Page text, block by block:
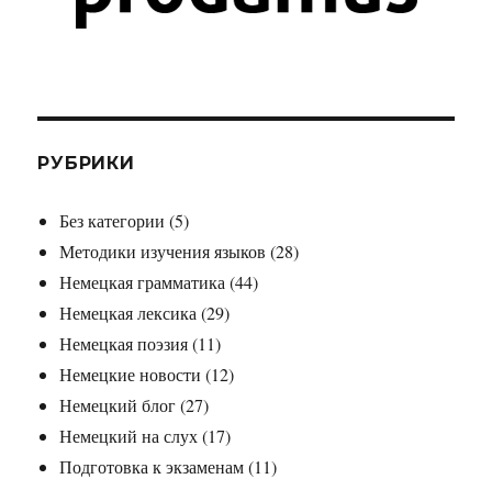
РУБРИКИ
Без категории (5)
Методики изучения языков (28)
Немецкая грамматика (44)
Немецкая лексика (29)
Немецкая поэзия(11)
Немецкие новости (12)
Немецкий блог(27)
Немецкий на слух(17)
Подготовка к экзаменам(11)